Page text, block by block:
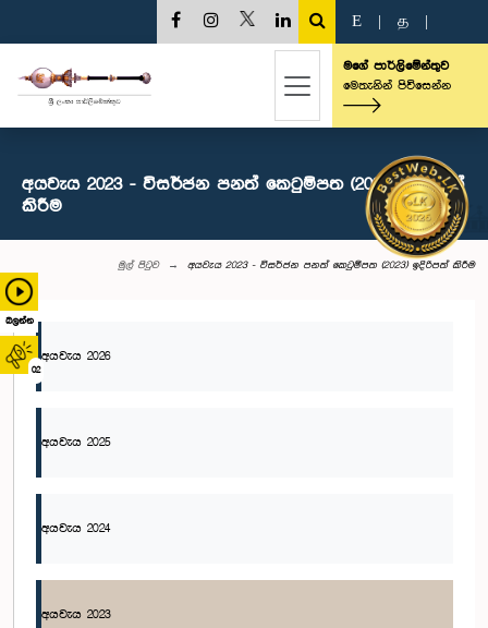
බලන්න
02
E த
මගේ පාර්ලිමේන්තුව
මෙතැනින් පිවිසෙන්න
අයවැය 2023 - විසර්ජන පනත් කෙටුම්පත (2023) ඉදිරිපත්
කිරීම
මුල් පිටුව අයවැය 2023 - විසර්ජන පනත් කෙටුම්පත (2023) ඉදිරිපත් කිරීම
අයවැය 2026
අයවැය 2025
අයවැය 2024
අයවැය 2023